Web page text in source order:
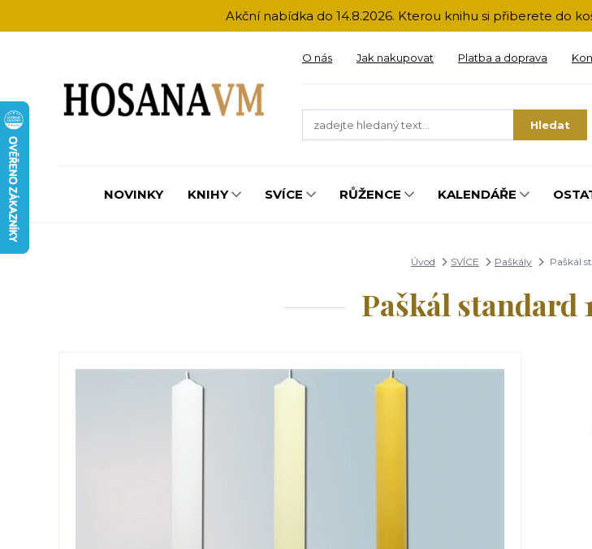
Akční nabídka do 14.8.2026. Kterou knihu si přiberete do
O nás Jak nakupovat Platba a doprava
Hledat
NOVINKY KNIHY SVÍCE RŮŽENCE KALENDÁŘE
Úvod SVÍCE Paškály Paškál
Paškál standard